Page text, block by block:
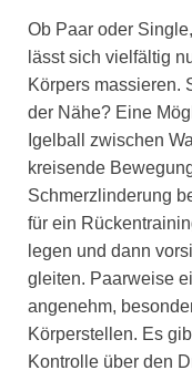
Ob Paar oder
lässt sich vielfältig
Körpers massieren.
der Nähe? Eine
Igelball zwischen
kreisende
Schmerzlinderung
für ein
legen und dann
gleiten. Paarweise
angenehm,
Körperstellen. Es
Kontrolle über den